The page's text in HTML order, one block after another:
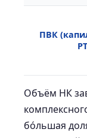
ПВК
Объём НК
бо́льшая